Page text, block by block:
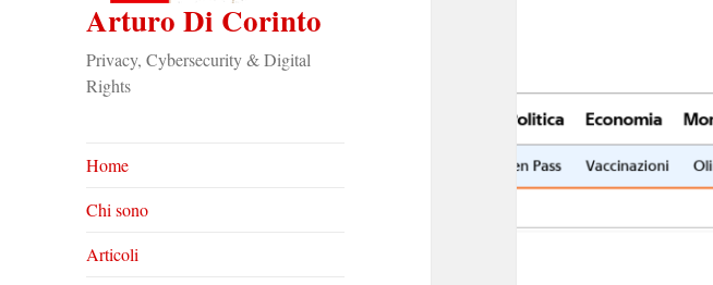
Arturo Di Corinto
Privacy, Cybersecurity & Digital
Rights
Home
Chi sono
Articoli